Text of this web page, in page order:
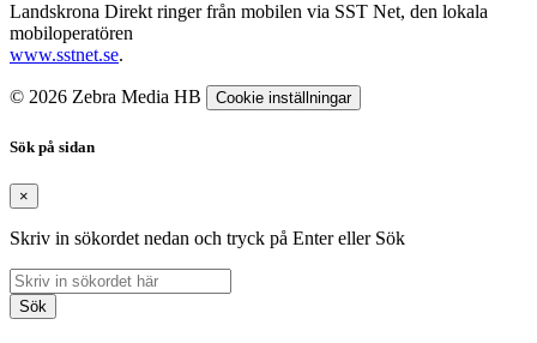
Landskrona Direkt ringer från mobilen via SST Net, den lokala
mobiloperatören
www.sstnet.se.
© 2026 Zebra Media HB Cookie inställningar
Sök på sidan
×
Skriv in sökordet nedan och tryck på Enter eller Sök
Sök